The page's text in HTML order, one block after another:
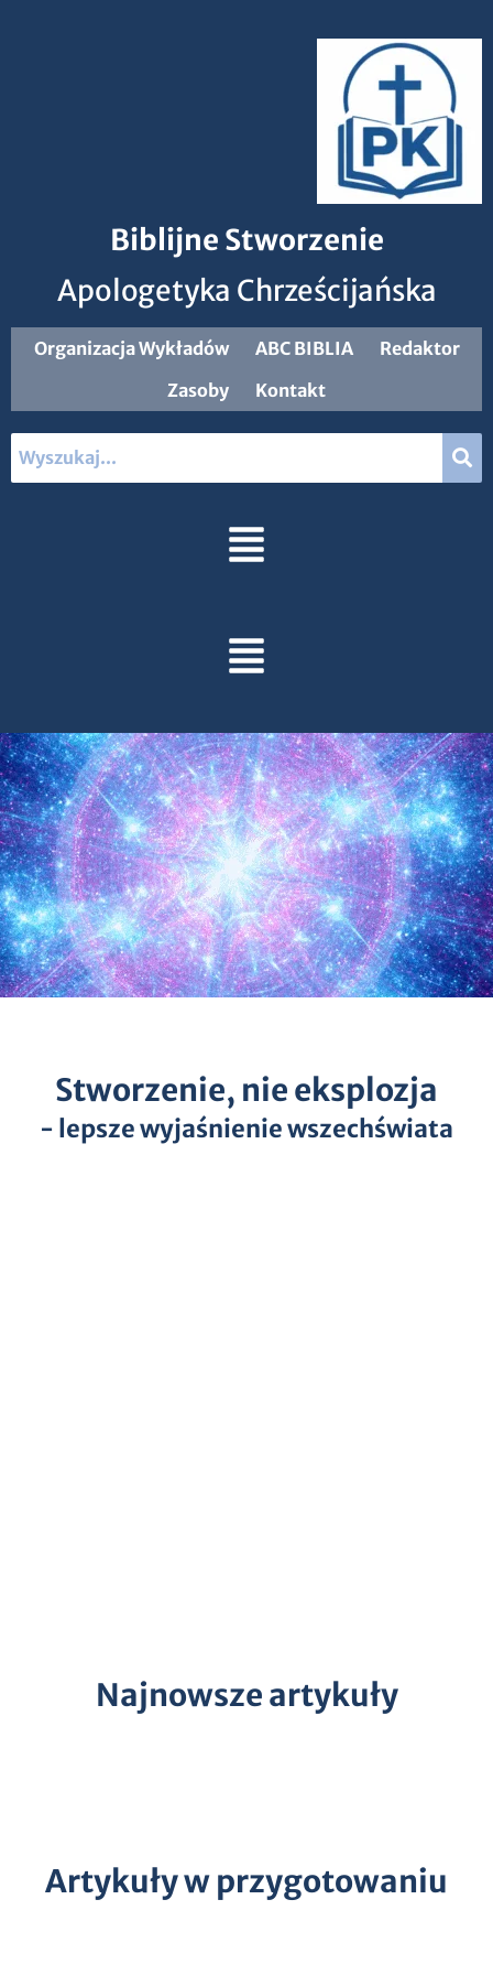
Biblijne Stworzenie
Apologetyka Chrześcijańska
Organizacja Wykładów ABC BIBLIA
Redaktor
Zasoby
Kontakt
Stworzenie, nie eksplozja
- lepsze wyjaśnienie wszechświata
Najnowsze artykuły
Artykuły w przygotowaniu